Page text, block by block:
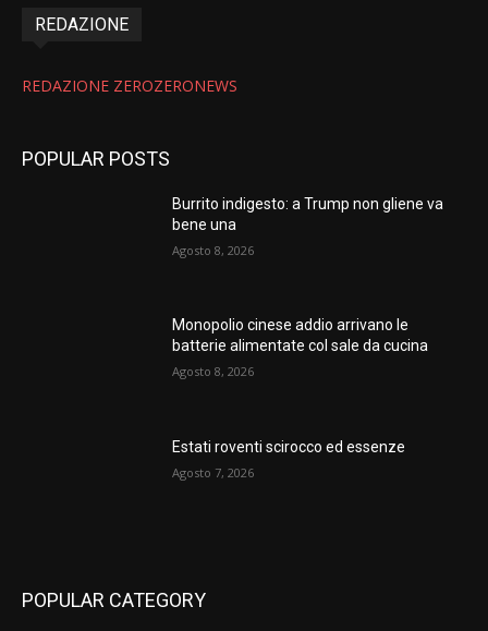
REDAZIONE
REDAZIONE ZEROZERONEWS
POPULAR POSTS
Burrito indigesto: a Trump non gliene va
bene una
Agosto 8, 2026
Monopolio cinese addio arrivano le
batterie alimentate col sale da cucina
Agosto 8, 2026
Estati roventi scirocco ed essenze
Agosto 7, 2026
POPULAR CATEGORY